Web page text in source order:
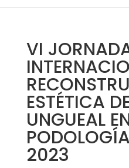
VI
ESTÉTICA
UNGUEAL
2023